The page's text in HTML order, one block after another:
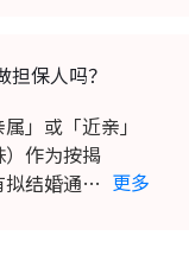
保人吗？
」或「近亲」
作为按揭担保
通知书）一般不
或「近亲」
）作为按揭
结婚通知 更多